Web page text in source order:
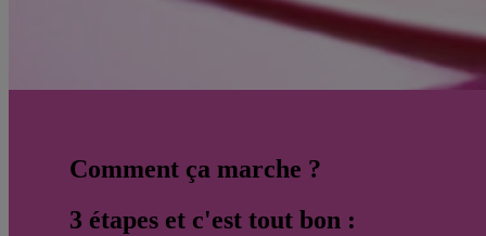
Comment ça marche ?
3 étapes et c'est tout bon :